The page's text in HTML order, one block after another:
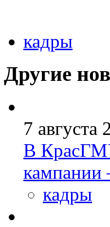
кадры
Другие
7 августа
В
кадры